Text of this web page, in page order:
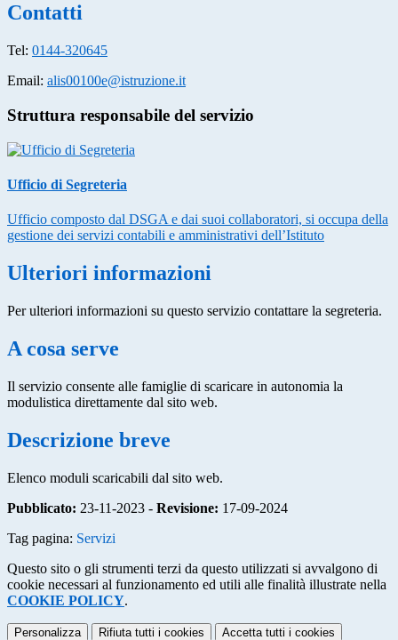
Contatti
Tel: 0144-320645
Email: alis00100e@istruzione.it
Struttura responsabile del servizio
Ufficio di Segreteria
Ufficio composto dal DSGA e dai suoi collaboratori, si occupa della
gestione dei servizi contabili e amministrativi dell’Istituto
Ulteriori informazioni
Per ulteriori informazioni su questo servizio contattare la segreteria.
A cosa serve
Il servizio consente alle famiglie di scaricare in autonomia la
modulistica direttamente dal sito web.
Descrizione breve
Elenco moduli scaricabili dal sito web.
Pubblicato: 23-11-2023 - Revisione: 17-09-2024
Tag pagina: Servizi
Questo sito o gli strumenti terzi da questo utilizzati si avvalgono di
cookie necessari al funzionamento ed utili alle finalità illustrate nella
COOKIE POLICY.
Personalizza Rifiuta tutti i cookies Accetta tutti i cookies